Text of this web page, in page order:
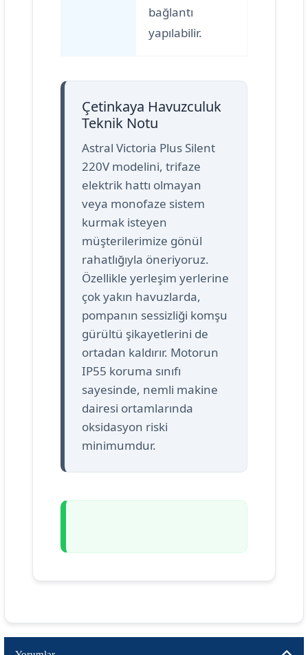
bağlantı
yapılabilir.
Çetinkaya Havuzculuk
Teknik Notu
Astral Victoria Plus Silent
220V modelini, trifaze
elektrik hattı olmayan
veya monofaze sistem
kurmak isteyen
müşterilerimize gönül
rahatlığıyla öneriyoruz.
Özellikle yerleşim yerlerine
çok yakın havuzlarda,
pompanın sessizliği komşu
gürültü şikayetlerini de
ortadan kaldırır. Motorun
IP55 koruma sınıfı
sayesinde, nemli makine
dairesi ortamlarında
oksidasyon riski
minimumdur.